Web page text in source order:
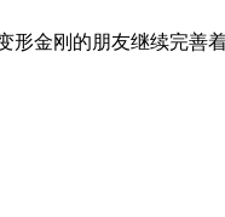
金刚的朋友继续完善